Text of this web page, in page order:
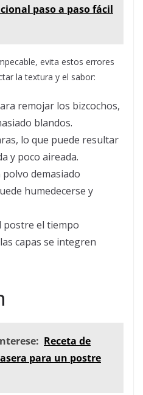
paso a paso fácil
evita estos errores
la textura y el sabor:
remojar los bizcochos,
blandos.
lo que puede resultar
y poco aireada.
demasiado
humedecerse y
el tiempo
capas se integren
Receta de
para un postre